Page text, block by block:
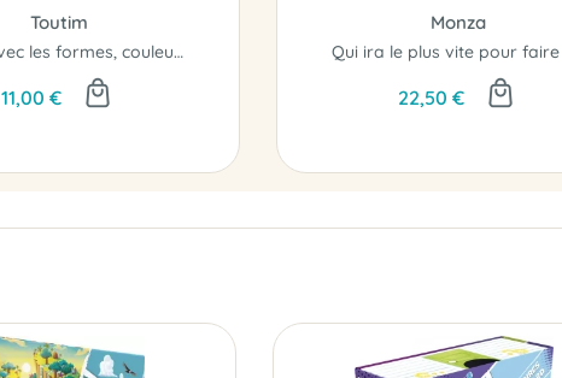
Toutim
Jouez avec les formes, couleurs et sens...
11,00 €
Monza
22,50 €